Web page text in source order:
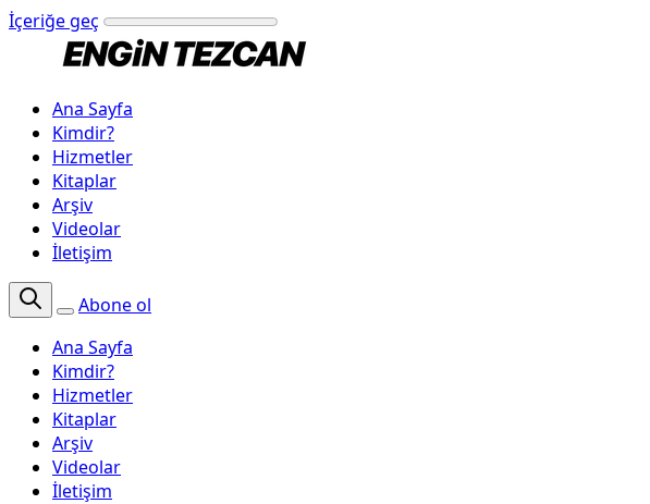
İçeriğe geç
Ana Sayfa
Kimdir?
Hizmetler
Kitaplar
Arşiv
Videolar
İletişim
Abone ol
Ana Sayfa
Kimdir?
Hizmetler
Kitaplar
Arşiv
Videolar
İletişim